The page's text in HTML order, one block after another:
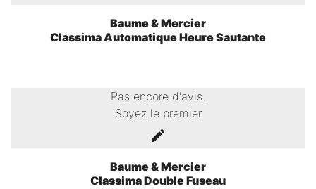
Baume & Mercier
Classima Automatique Heure Sautante
Pas encore d'avis.
Soyez le premier
Baume & Mercier
Classima Double Fuseau